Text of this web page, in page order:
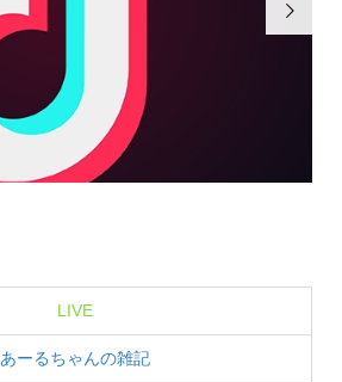

LIVE
あーるちゃんの雑記